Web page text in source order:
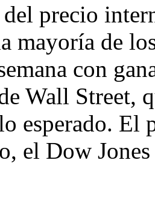
precio
mayoría de
con
Wall Street,
esperado.
el Dow